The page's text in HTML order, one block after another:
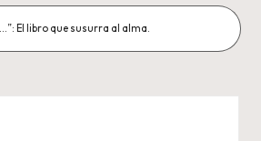
El libro que susurra al alma.